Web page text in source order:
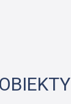
OBIEKTY